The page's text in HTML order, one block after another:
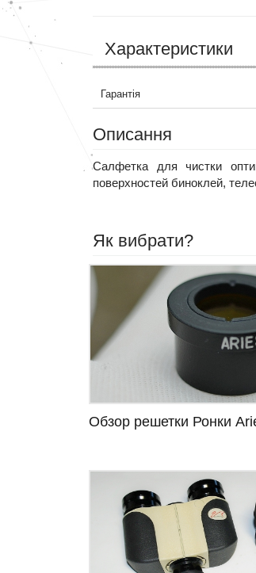
Характеристики
Гарантія
Описання
Салфетка для чистки
поверхностей биноклей,
Як вибрати?
Обзор решетки Ронки